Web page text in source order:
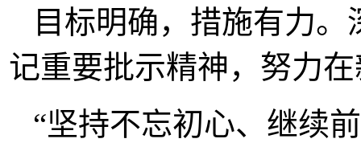
目标明确，措施有力
记重要批示精神，努力
“坚持不忘初心、继续